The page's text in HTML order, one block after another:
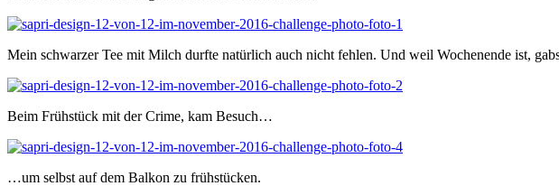
Mein schwarzer Tee mit Milch durfte natürlich auch nicht fehlen. Und weil Wochenende ist,
Beim Frühstück mit der Crime, kam Besuch…
…um selbst auf dem Balkon zu frühstücken.